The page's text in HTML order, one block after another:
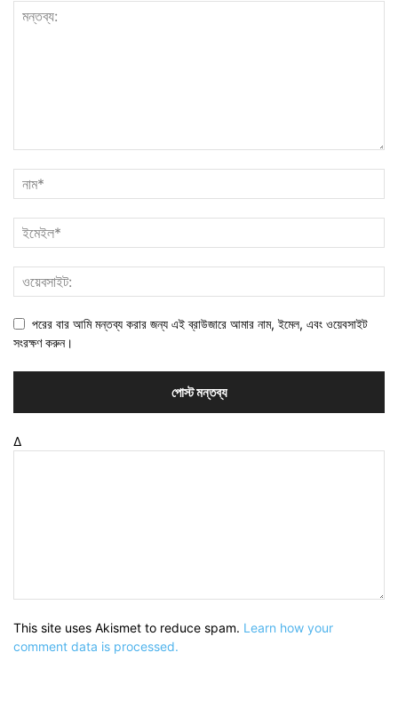
পরের বার আমি মন্তব্য করার জন্য এই ব্রাউজারে আমার নাম, ইমেল, এবং ওয়েবসাইট
সংরক্ষণ করুন।
Δ
This site uses Akismet to reduce spam. Learn how your
comment data is processed.